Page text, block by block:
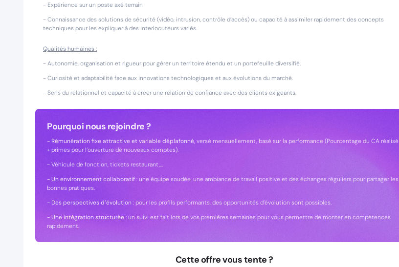
- Expérience sur un poste axé terrain
- Connaissance des solutions de sécurité (vidéo, intrusion, contrôle d’accès) ou capacité à assimiler rapidement des concepts
techniques pour les expliquer à des interlocuteurs variés.
Qualités humaines :
- Autonomie, organisation et rigueur pour gérer un territoire étendu et un portefeuille diversifié.
- Curiosité et adaptabilité face aux innovations technologiques et aux évolutions du marché.
- Sens du relationnel et capacité à créer une relation de confiance avec des clients exigeants.
Pourquoi nous rejoindre ?
- Rémunération fixe attractive et variabledéplafonné, versé mensuellement, basé sur la performance (Pourcentage du CA réalisé
+ primes pour l’ouverture de nouveaux comptes).
- Véhicule de fonction, tickets restaurant,...
- Un environnement collaboratif: une équipe soudée, une ambiance de travail positive et des échanges réguliers pour partager les
bonnes pratiques.
- Des perspectives d’évolution: pour les profils performants, des opportunités d’évolution sont possibles.
- Une intégration structurée: un suivi est fait lors de vos premières semaines pour vous permettre de monter en compétences
rapidement.
Cette offre vous tente ?